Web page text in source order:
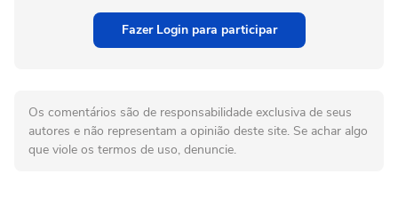
Fazer Login para participar
Os comentários são de responsabilidade exclusiva de seus
autores e não representam a opinião deste site. Se achar algo
que viole os termos de uso, denuncie.